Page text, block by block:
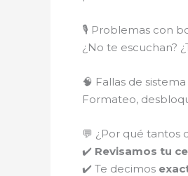
🎙️ Problemas con
¿No te escuchan?
🧠 Fallas de
Formateo,
💬 ¿Por qué tantos
✔️ Revisamos tu
✔️ Te decimos